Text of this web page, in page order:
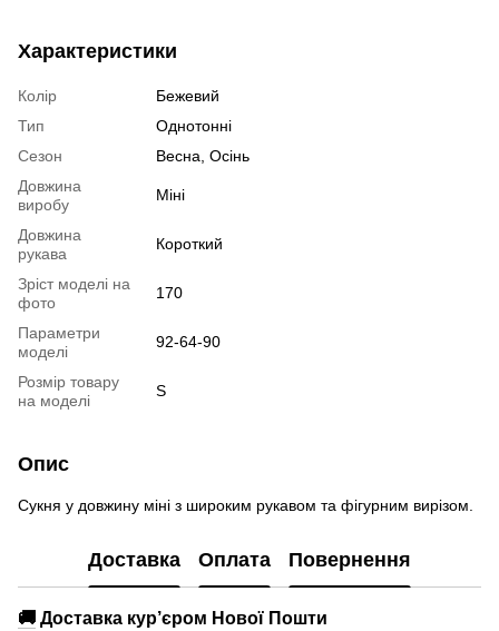
Характеристики
Колір
Бежевий
Тип
Однотонні
Сезон
Весна, Осінь
Довжина
виробу
Міні
Довжина
рукава
Короткий
Зріст моделі на
фото
170
Параметри
моделі
92-64-90
Розмір товару
на моделі
S
Опис
Сукня у довжину міні з широким рукавом та фігурним вирізом.
Доставка Оплата Повернення
🚚 Доставка кур’єром Нової Пошти